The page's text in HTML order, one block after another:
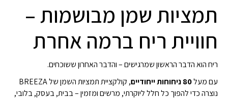
דירוג לקוחות
תמציות שמן מבושמות –
חוויית ריח ברמה אחרת
ריח הוא הדבר הראשון שמרגישים – והדבר האחרון ששוכחים.
עם מעל80 ניחוחות ייחודיים
, קולקציית תמציות השמן של BREEZA
נוצרה כדי להפוך כל חלל ליוקרתי, מרשים ומזמין – בבית, בעסק, בלובי,